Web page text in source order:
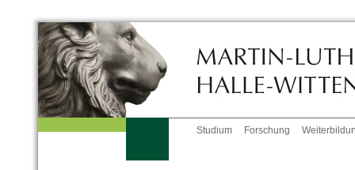
Studium Forschung